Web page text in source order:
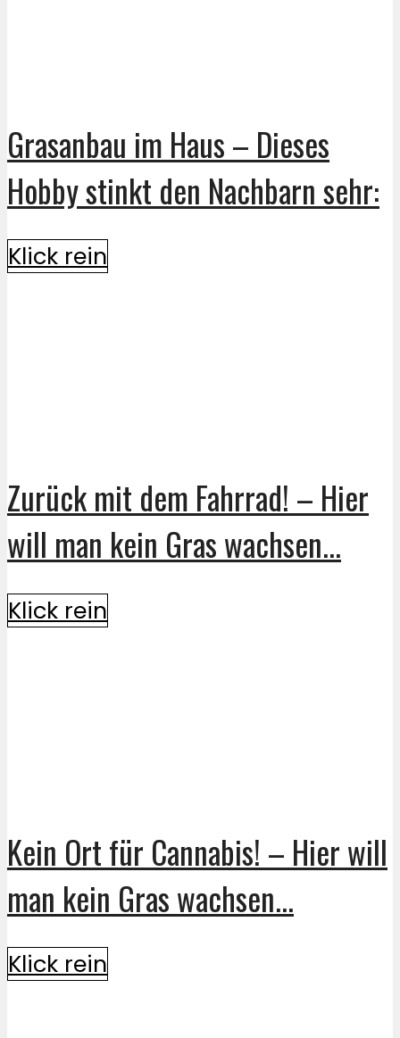
Grasanbau im Haus – Dieses
Hobby stinkt den Nachbarn sehr:
Klick rein
Zurück mit dem Fahrrad! – Hier
will man kein Gras wachsen...
Klick rein
Kein Ort für Cannabis! – Hier will
man kein Gras wachsen...
Klick rein